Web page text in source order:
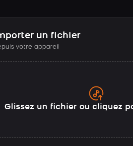
un fichier
votre appareil
Glissez un fichier ou cliquez